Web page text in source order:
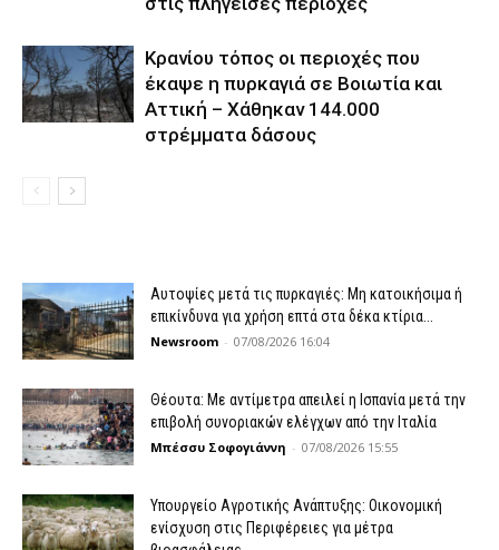
Κρανίου τόπος οι περιοχές που
έκαψε η πυρκαγιά σε Βοιωτία και
Αττική – Χάθηκαν 144.000
στρέμματα δάσους
Αυτοψίες μετά τις πυρκαγιές: Μη κατοικήσιμα ή
επικίνδυνα για χρήση επτά στα δέκα κτίρια...
Newsroom - 07/08/2026 16:04
Θέουτα: Με αντίμετρα απειλεί η Ισπανία μετά την
επιβολή συνοριακών ελέγχων από την Ιταλία
Μπέσσυ Σοφογιάννη - 07/08/2026 15:55
Υπουργείο Αγροτικής Ανάπτυξης: Οικονομική
ενίσχυση στις Περιφέρειες για μέτρα